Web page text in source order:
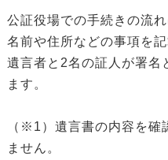
公証役場での手続きの流
名前や住所などの事項を
遺言者と2名の証人が署名
ます。
（※1）遺言書の内容を確
ません。